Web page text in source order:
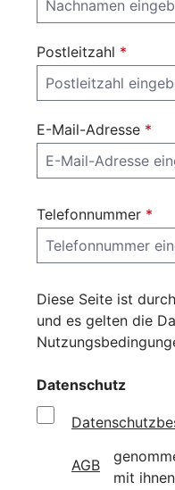
Postleitzahl *
E-Mail-Adresse *
Telefonnummer *
Diese Seite ist
und es gelten die
Datenschutz
AGB
mit